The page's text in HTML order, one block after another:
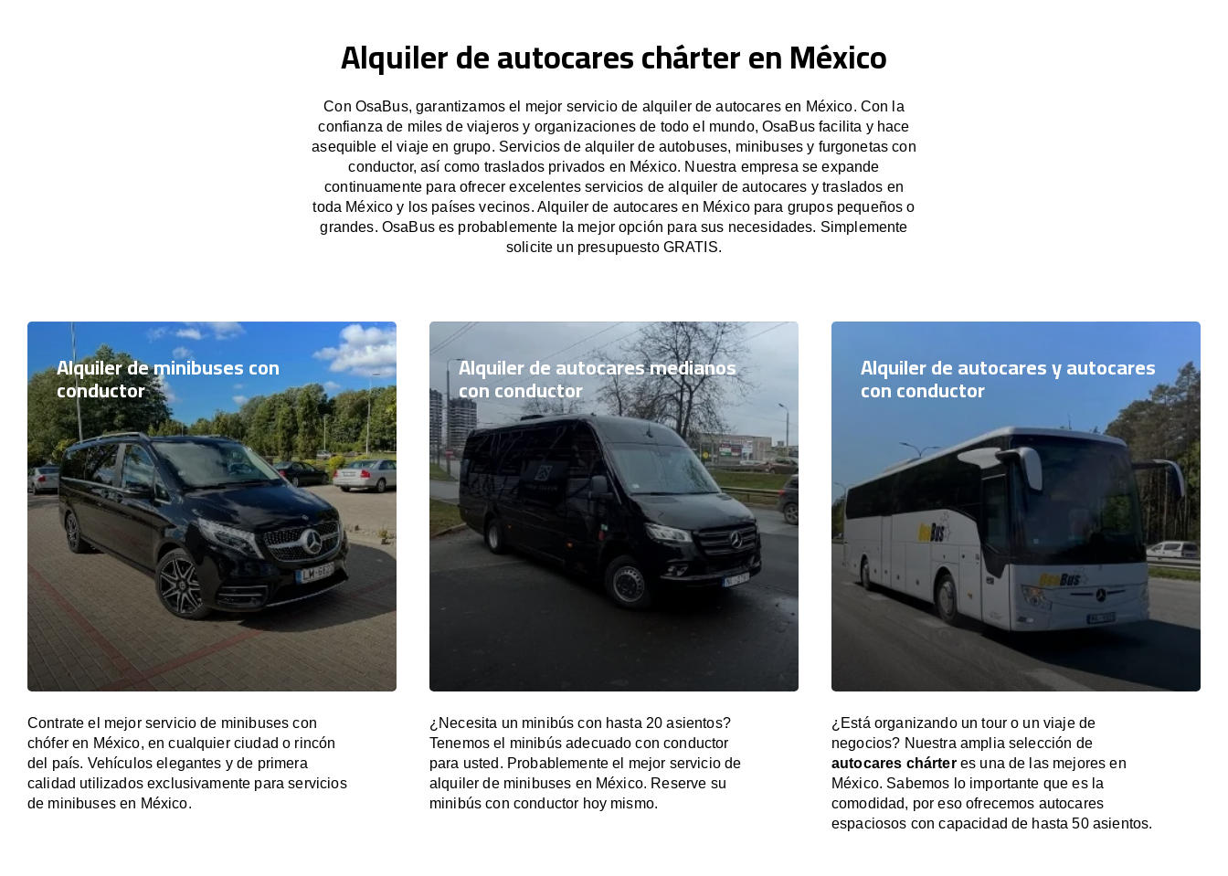
Alquiler de autocares chárter en México
Con OsaBus, garantizamos el mejor servicio de alquiler de autocares en México. Con la
confianza de miles de viajeros y organizaciones de todo el mundo, OsaBus facilita y hace
asequible el viaje en grupo. Servicios de alquiler de autobuses, minibuses y furgonetas con
conductor, así como traslados privados en México. Nuestra empresa se expande
continuamente para ofrecer excelentes servicios de alquiler de autocares y traslados en
toda México y los países vecinos. Alquiler de autocares en México para grupos pequeños o
grandes. OsaBus es probablemente la mejor opción para sus necesidades. Simplemente
solicite un presupuesto GRATIS.
Alquiler de minibuses con
conductor
Contrate el mejor servicio de minibuses con
chófer en México, en cualquier ciudad o rincón
del país. Vehículos elegantes y de primera
calidad utilizados exclusivamente para servicios
de minibuses en México.
Alquiler de autocares medianos
con conductor
¿Necesita un minibús con hasta 20 asientos?
Tenemos el minibús adecuado con conductor
para usted. Probablemente el mejor servicio de
alquiler de minibuses en México. Reserve su
minibús con conductor hoy mismo.
Alquiler de autocares y autocares
con conductor
¿Está organizando un tour o un viaje de
negocios? Nuestra amplia selección de
autocares chárteres una de las mejores en
México. Sabemos lo importante que es la
comodidad, por eso ofrecemos autocares
espaciosos con capacidad de hasta 50 asientos.